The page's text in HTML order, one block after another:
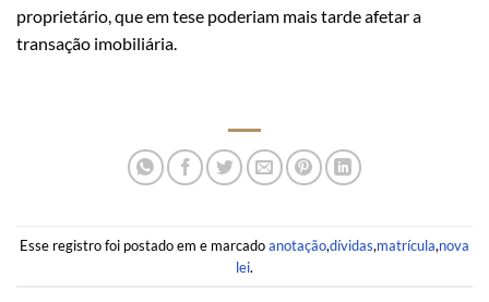
proprietário, que em tese poderiam mais tarde afetar a
transação imobiliária.
Esse registro foi postado em e marcadoanotação,dívidas,matrícula,nova
lei.